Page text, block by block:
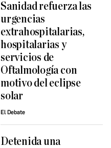
Sanidad refuerza las
urgencias
extrahospitalarias,
hospitalarias y
servicios de
Oftalmología con
motivo del eclipse
solar
El Debate
Detenida una